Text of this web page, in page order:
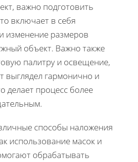
важно подготовить
включает в себя
изменение размеров
объект. Важно также
палитру и освещение,
выглядел гармонично и
делает процесс более
способы наложения
использование масок и
обрабатывать